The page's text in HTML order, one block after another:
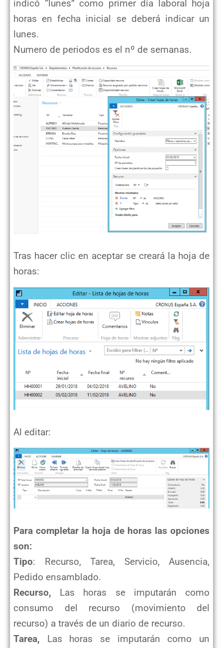
indicó “lunes” como primer día laboral hoja
horas en fecha inicial se deberá indicar un
lunes.
Numero de periodos es el nº de semanas.
Tras hacer clic en aceptar se creará la hoja de
horas:
Al editar:
Para completar la hoja de horas las opciones
son:
Tipo: Recurso, Tarea, Servicio, Ausencia,
Pedido ensamblado.
Recurso, Las horas se imputarán como
consumo del recurso (movimiento del
recurso) a través de un diario de recurso.
Tarea, Las horas se imputarán como un